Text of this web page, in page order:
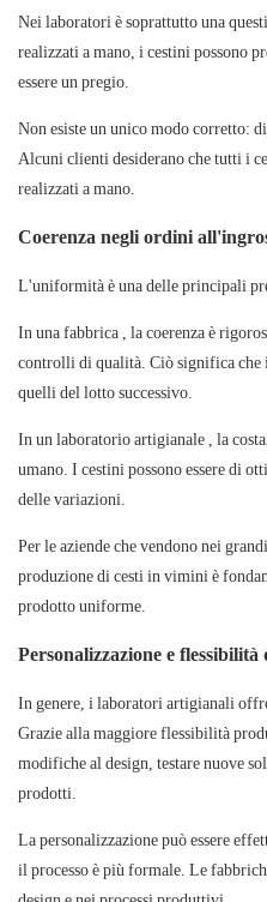
Nei laboratori è soprattutto una
realizzati a mano, i cestini possono
essere un pregio.
Non esiste un unico modo corretto:
Alcuni clienti desiderano che tutti i
realizzati a mano.
Coerenza negli ordini
L'uniformità è una delle principali
In unafabbrica
, la coerenza è
controlli di qualità. Ciò significa
quelli del lotto successivo.
In un laboratorio artigianale
, la
umano. I cestini possono essere di
delle variazioni.
Per le aziende che vendono nei
produzione di cesti in vimini è
prodotto uniforme.
Personalizzazione e
In genere, i laboratori artigianali
Grazie alla maggiore flessibilità
modifiche al design, testare nuove
prodotti.
La personalizzazione può essere
il processo è più formale. Le